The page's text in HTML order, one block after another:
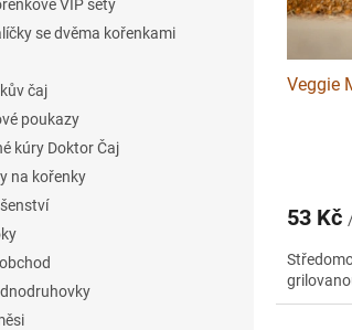
VIP sety
se dvěma kořenkami
čaj
poukazy
kúry Doktor Čaj
na kořenky
Veggie
53 Kč